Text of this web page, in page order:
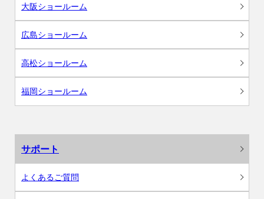
大阪ショールーム
広島ショールーム
高松ショールーム
福岡ショールーム
サポート
よくあるご質問